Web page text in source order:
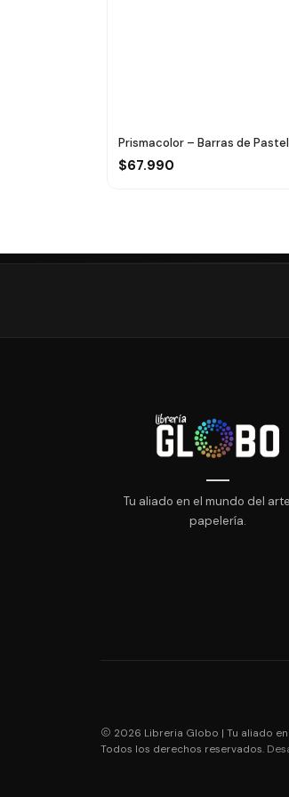
Prismacolor – Barras de
$67.990
Tu aliado en el mundo del
papelería.
2026 Libreria Globo | Tu aliado
Todos los derechos reservados.